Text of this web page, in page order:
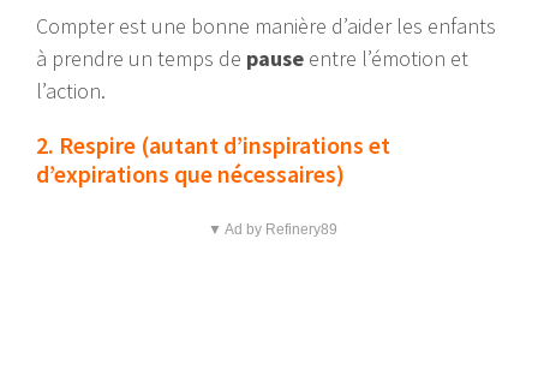
Compter est une bonne manière d’aider les enfants
à prendre un temps de pause entre l’émotion et
l’action.
2. Respire (autant d’inspirations et
d’expirations que nécessaires)
▼ Ad by Refinery89